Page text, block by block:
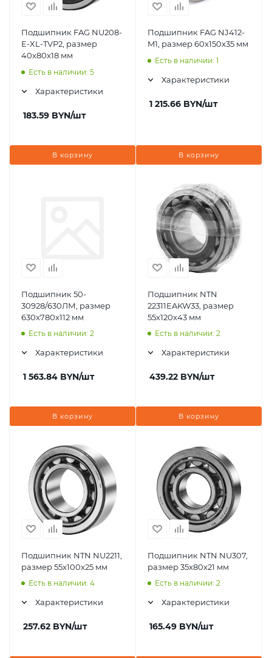
Подшипник FAG NU208-
E-XL-TVP2, размер
40x80x18 мм
Есть в наличии: 5
Характеристики
183.59 BYN/шт
В корзину
Подшипник FAG NJ412-
M1, размер 60x150x35 мм
Есть в наличии: 1
Характеристики
1 215.66 BYN/шт
В корзину
Подшипник 50-
30928/630ЛМ, размер
630x780x112 мм
Есть в наличии: 2
Характеристики
1 563.84 BYN/шт
В корзину
Подшипник NTN
22311EAKW33, размер
55x120x43 мм
Есть в наличии: 2
Характеристики
439.22 BYN/шт
В корзину
Подшипник NTN NU2211,
размер 55x100x25 мм
Есть в наличии: 4
Характеристики
257.62 BYN/шт
Подшипник NTN NU307,
размер 35x80x21 мм
Есть в наличии: 2
Характеристики
165.49 BYN/шт